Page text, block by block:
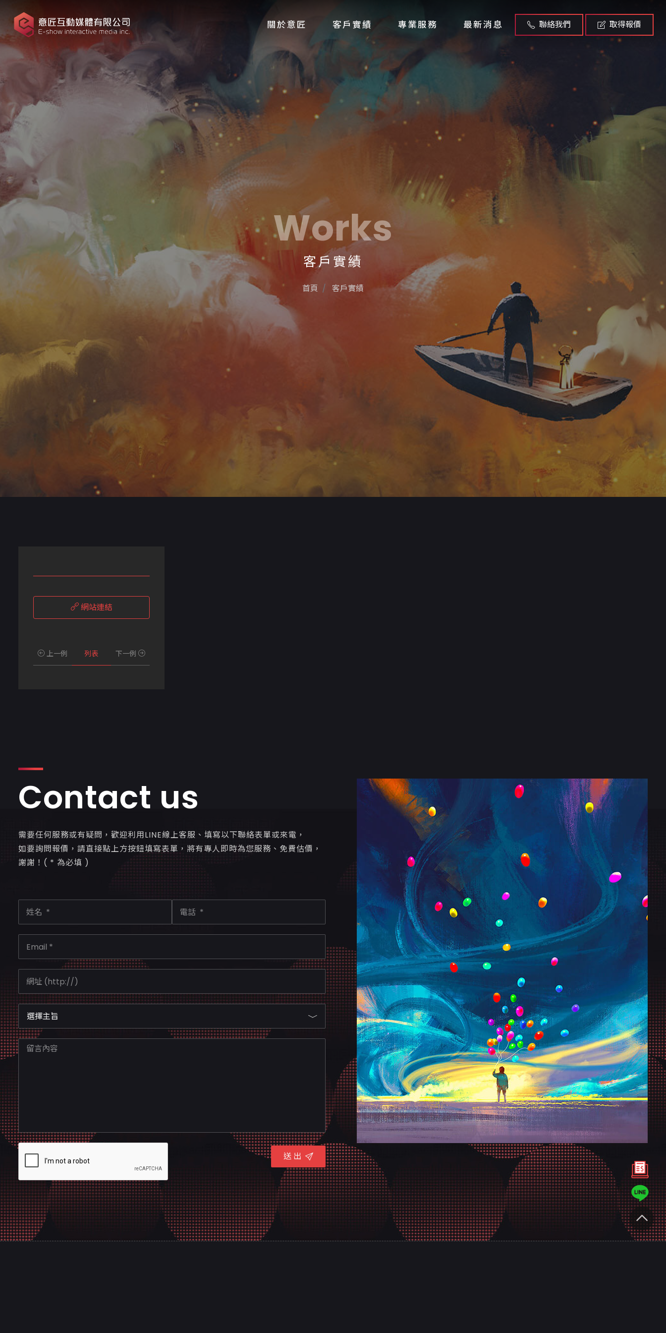
關於意匠 客戶實績 專業服務 最新消息 聯絡我們 取得報價
Works
客戶實績
首頁 客戶實績
網站連結
上一例 列表 下一例
Contact us
需要任何服務或有疑問，歡迎利用LINE線上客服、填寫以下聯絡表單或來電，
如要詢問報價，請直接點上方按鈕填寫表單，將有專人即時為您服務、免費估價，
謝謝！( * 為必填 )
送 出